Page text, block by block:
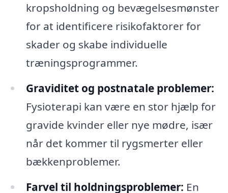
kropsholdning og bevægelsesmønster
for at identificere risikofaktorer for
skader og skabe individuelle
træningsprogrammer.
Graviditet og postnatale problemer:
Fysioterapi kan være en stor hjælp for
gravide kvinder eller nye mødre, især
når det kommer til rygsmerter eller
bækkenproblemer.
Farvel til holdningsproblemer: En